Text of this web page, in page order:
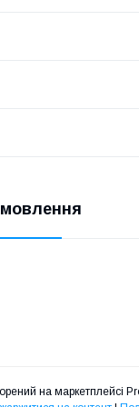
на маркетплейсі